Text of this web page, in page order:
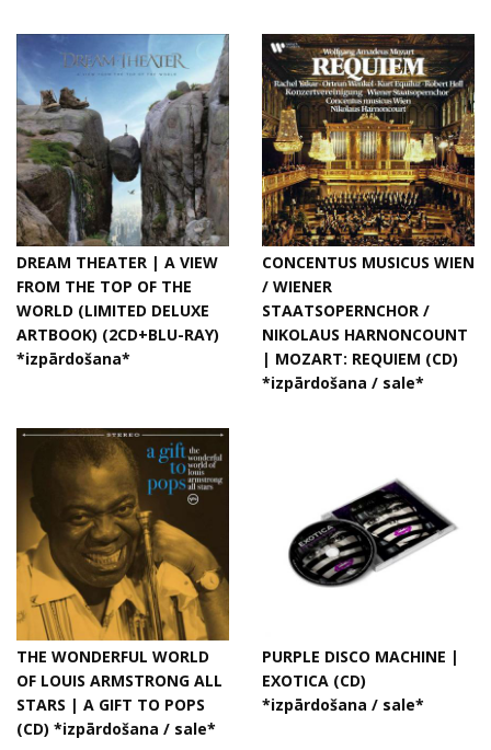
DREAM THEATER | A VIEW
FROM THE TOP OF THE
WORLD (LIMITED DELUXE
ARTBOOK) (2CD+BLU-RAY)
*izpārdošana*
CONCENTUS MUSICUS WIEN
/ WIENER
STAATSOPERNCHOR /
NIKOLAUS HARNONCOUNT
| MOZART: REQUIEM (CD)
*izpārdošana / sale*
THE WONDERFUL WORLD
OF LOUIS ARMSTRONG ALL
STARS | A GIFT TO POPS
(CD) *izpārdošana / sale*
PURPLE DISCO MACHINE |
EXOTICA (CD)
*izpārdošana / sale*